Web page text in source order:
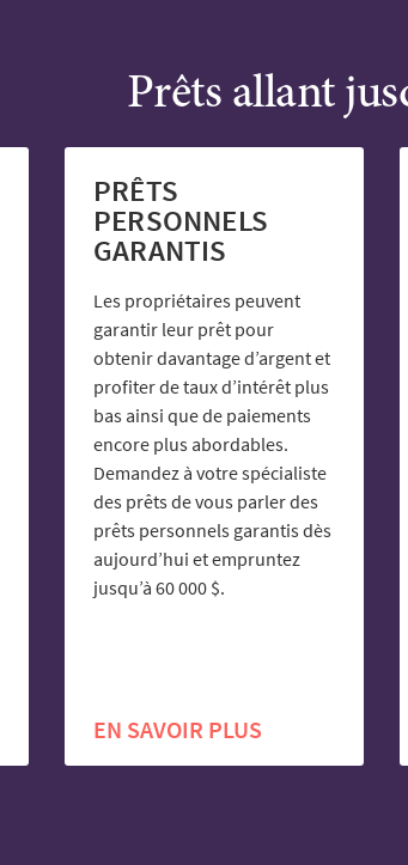
Prêts allant
PRÊTS
PERSONNELS
GARANTIS
Les propriétaires peuvent
garantir leur prêt pour
obtenir davantage d’argent et
profiter de taux d’intérêt plus
bas ainsi que de paiements
encore plus abordables.
Demandez à votre spécialiste
des prêts de vous parler des
prêts personnels garantis dès
aujourd’hui et empruntez
jusqu’à 60 000 $.
EN SAVOIR PLUS